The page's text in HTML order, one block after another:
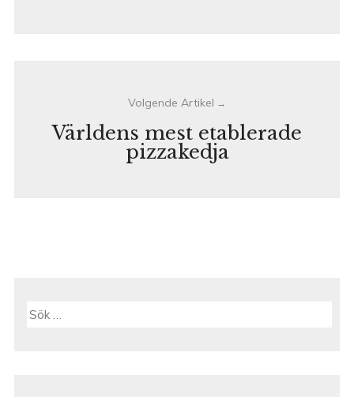
Världens mest etablerade
pizzakedja
Sök